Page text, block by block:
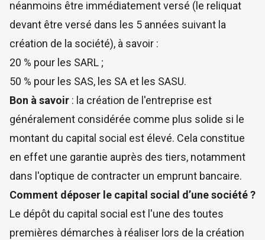
néanmoins être immédiatement versé (le reliquat
devant être versé dans les 5 années suivant la
création de la société), à savoir :
20 % pour les SARL ;
50 % pour les SAS, les SA et les SASU.
Bon à savoir : la création de l'entreprise est
généralement considérée comme plus solide si le
montant du capital social est élevé. Cela constitue
en effet une garantie auprès des tiers, notamment
dans l'optique de contracter un emprunt bancaire.
Comment déposer le capital social d’une société ?
Le dépôt du capital social est l'une des toutes
premières démarches à réaliser lors de la création